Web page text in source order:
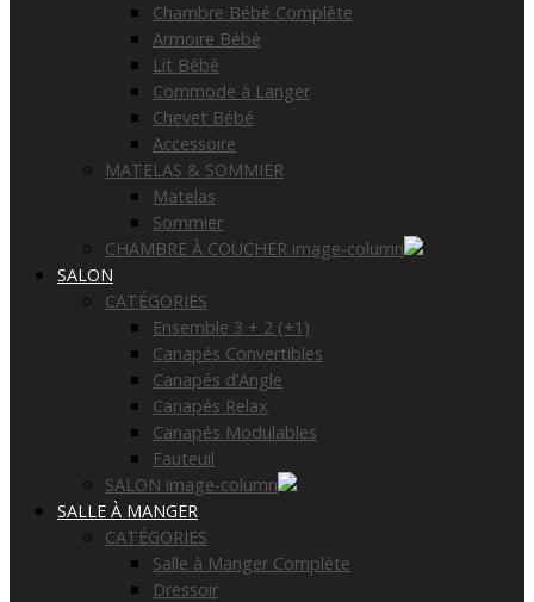
Chambre Bébé Complète
Armoire Bébé
Lit Bébé
Commode à Langer
Chevet Bébé
Accessoire
MATELAS & SOMMIER
Matelas
Sommier
CHAMBRE À COUCHER image-column
SALON
CATÉGORIES
Ensemble 3 + 2 (+1)
Canapés Convertibles
Canapés d’Angle
Canapés Relax
Canapés Modulables
Fauteuil
SALON image-column
SALLE À MANGER
CATÉGORIES
Salle à Manger Complète
Dressoir